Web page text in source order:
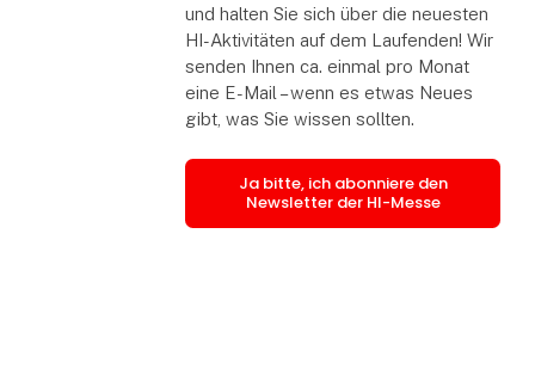
und halten Sie sich über die neuesten
HI-Aktivitäten auf dem Laufenden! Wir
senden Ihnen ca. einmal pro Monat
eine E-Mail – wenn es etwas Neues
gibt, was Sie wissen sollten.
Ja bitte, ich abonniere den
Newsletter der HI-Messe